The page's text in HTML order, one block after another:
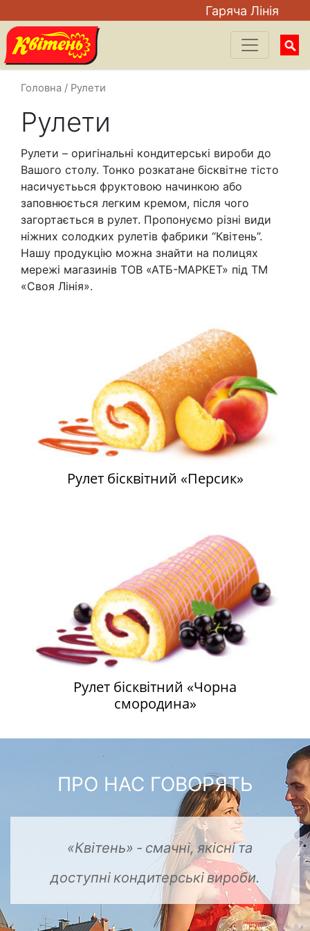
Гаряча Лiнiя
for:
Головна / Рулети
Рулети
Рулети – оригінальні кондитерські вироби до
Вашого столу. Тонко розкатане бісквітне тісто
насичуєтьься фруктовою начинкою або
заповнюється легким кремом, після чого
загортається в рулет. Пропонуємо різні види
ніжних солодких рулетів фабрики “Квітень”.
Нашу продукцію можна знайти на полицях
мережі магазинів ТОВ «АТБ-МАРКЕТ» під ТМ
«Своя Лінія».
Рулет бісквітний «Персик»
Рулет бісквітний «Чорна
смородина»
ПРО НАС ГОВОРЯТЬ
«Квітень» - смачні,якісніта
доступні кондитерськівироби.